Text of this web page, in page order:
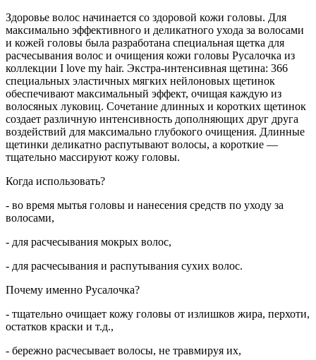
Здоровье волос начинается со здоровой кожи головы. Для
максимально эффективного и деликатного ухода за волосами
и кожей головы была разработана специальная щетка для
расчесывания волос и очищения кожи головы Русалочка из
коллекции I love my hair. Экстра-интенсивная щетина: 366
специальных эластичных мягких нейлоновых щетинок
обеспечивают максимальный эффект, очищая каждую из
волосяных луковиц. Сочетание длинных и коротких щетинок
создает различную интенсивность дополняющих друг друга
воздействий для максимально глубокого очищения. Длинные
щетинки деликатно распутывают волосы, а короткие —
тщательно массируют кожу головы.
Когда использовать?
- во время мытья головы и нанесения средств по уходу за
волосами,
- для расчесывания мокрых волос,
- для расчесывания и распутывания сухих волос.
Почему именно Русалочка?
- тщательно очищает кожу головы от излишков жира, перхоти,
остатков краски и т.д.,
- бережно расчесывает волосы, не травмируя их,